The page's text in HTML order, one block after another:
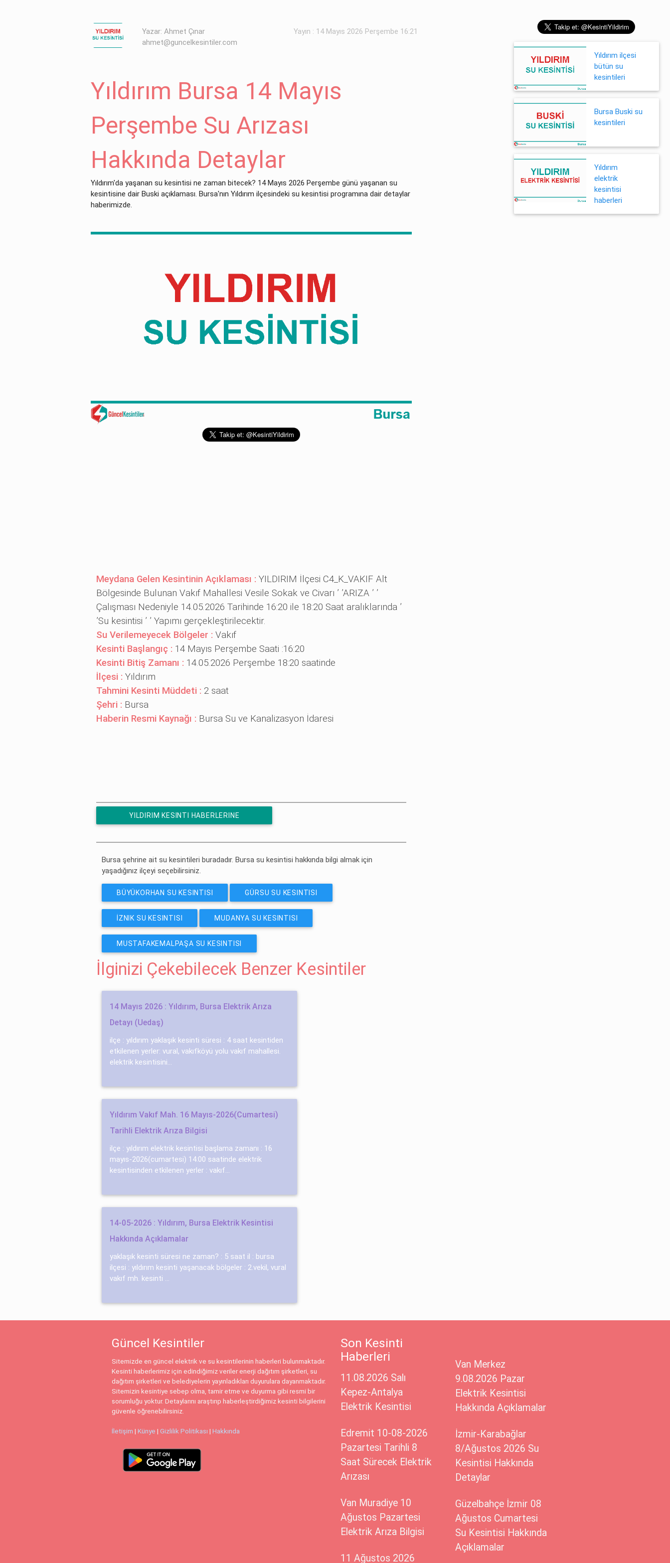
Yazar: Ahmet Çınar
ahmet@guncelkesintiler.com
Yayın : 14 Mayıs 2026 Perşembe 16:21
Yıldırım Bursa 14 Mayıs
Perşembe Su Arızası
Hakkında Detaylar
Yıldırım'da yaşanan su kesintisi ne zaman bitecek? 14 Mayıs 2026 Perşembe günü yaşanan su
kesintisine dair Buski açıklaması. Bursa'nın Yıldırım ilçesindeki su kesintisi programına dair detaylar
haberimizde.
Meydana Gelen Kesintinin Açıklaması : YILDIRIM İlçesi C4_K_VAKIF Alt
Bölgesinde Bulunan Vakıf Mahallesi Vesile Sokak ve Civarı ’ ’ARIZA ’ ’
Çalışması Nedeniyle 14.05.2026 Tarihinde 16:20 ile 18:20 Saat aralıklarında ’
’Su kesintisi ’ ’ Yapımı gerçekleştirilecektir.
Su Verilemeyecek Bölgeler : Vakıf
Kesinti Başlangıç : 14 Mayıs Perşembe Saati :16:20
Kesinti Bitiş Zamanı : 14.05.2026 Perşembe 18:20 saatinde
İlçesi : Yıldırım
Tahmini Kesinti Müddeti : 2 saat
Şehri : Bursa
Haberin Resmi Kaynağı : Bursa Su ve Kanalizasyon İdaresi
YILDIRIM KESINTI HABERLERINE
Bursa şehrine ait su kesintileri buradadır. Bursa su kesintisi hakkında bilgi almak için
yaşadığınız ilçeyi seçebilirsiniz.
BÜYÜKORHAN SU KESINTISI GÜRSU SU KESINTISI
İZNIK SU KESINTISI MUDANYA SU KESINTISI
MUSTAFAKEMALPAŞA SU KESINTISI
İlginizi Çekebilecek Benzer Kesintiler
14 Mayıs 2026 : Yıldırım, Bursa Elektrik Arıza
Detayı (Uedaş)
ilçe : yıldırım yaklaşık kesinti süresi : 4 saat kesintiden
etkilenen yerler: vural, vakıfköyü yolu vakıf mahallesi.
elektrik kesintisini...
Yıldırım Vakıf Mah. 16 Mayıs-2026(Cumartesi)
Tarihli Elektrik Arıza Bilgisi
ilçe : yıldırım elektrik kesintisi başlama zamanı : 16
mayıs-2026(cumartesi) 14:00 saatinde elektrik
kesintisinden etkilenen yerler : vakıf...
14-05-2026 : Yıldırım, Bursa Elektrik Kesintisi
Hakkında Açıklamalar
yaklaşık kesinti süresi ne zaman? : 5 saat il : bursa
ilçesi : yıldırım kesinti yaşanacak bölgeler : 2.vekil, vural
vakıf mh. kesinti ...
Yıldırım ilçesi
bütün su
kesintileri
Bursa Buski su
kesintileri
Yıldırım
elektrik
kesintisi
haberleri
Güncel Kesintiler
Sitemizde en güncel elektrik ve su kesintilerinin haberleri bulunmaktadır.
Kesinti haberlerimiz için edindiğimiz veriler enerji dağıtım şirketleri, su
dağıtım şirketleri ve belediyelerin yayınladıkları duyurulara dayanmaktadır.
Sitemizin kesintiye sebep olma, tamir etme ve duyurma gibi resmi bir
sorumluğu yoktur. Detaylarını araştırıp haberleştirdiğimiz kesinti bilgilerini
güvenle öğrenebilirsiniz.
İletişim |Künye |Gizlilik Politikası |Hakkında
Son Kesinti
Haberleri
11.08.2026 Salı
Kepez-Antalya
Elektrik Kesintisi
Edremit 10-08-2026
Pazartesi Tarihli 8
Saat Sürecek Elektrik
Arızası
Van Muradiye 10
Ağustos Pazartesi
Elektrik Arıza Bilgisi
11 Ağustos 2026
Van Merkez
9.08.2026 Pazar
Elektrik Kesintisi
Hakkında Açıklamalar
İzmir-Karabağlar
8/Ağustos 2026 Su
Kesintisi Hakkında
Detaylar
Güzelbahçe İzmir 08
Ağustos Cumartesi
Su Kesintisi Hakkında
Açıklamalar